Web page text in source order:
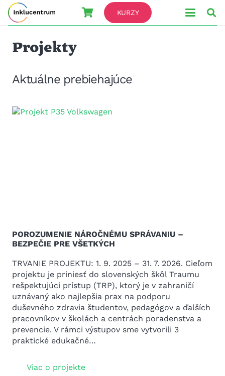
KURZY
Projekty
Aktuálne prebiehajúce
POROZUMENIE NÁROČNÉMU SPRÁVANIU –
BEZPEČIE PRE VŠETKÝCH
TRVANIE PROJEKTU: 1. 9. 2025 – 31. 7. 2026. Cieľom
projektu je priniesť do slovenských škôl Traumu
rešpektujúci prístup (TRP), ktorý je v zahraničí
uznávaný ako najlepšia prax na podporu
duševného zdravia študentov, pedagógov a ďalších
pracovníkov v školách a centrách poradenstva a
prevencie. V rámci výstupov sme vytvorili 3
praktické edukačné…
Viac o projekte